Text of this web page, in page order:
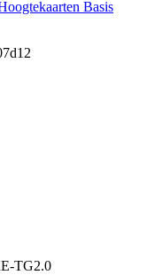
Basis
TG2.0